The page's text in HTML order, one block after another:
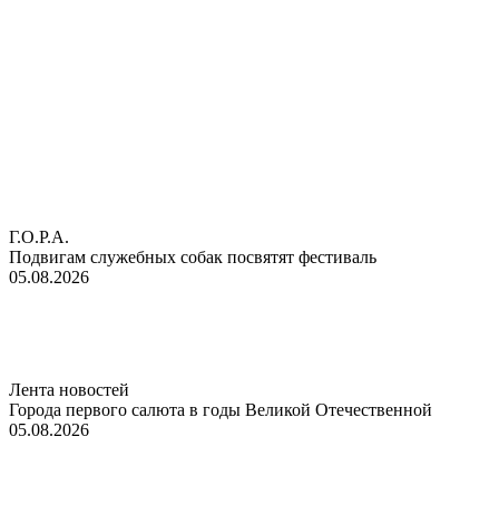
Г.О.Р.А.
Подвигам служебных собак посвятят фестиваль
05.08.2026
Лента новостей
Города первого салюта в годы Великой Отечественной
05.08.2026